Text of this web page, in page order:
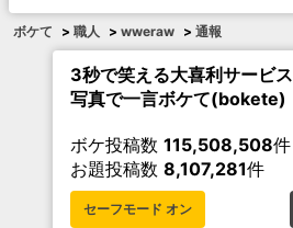
ボケて > 職人 > wweraw > 通報
3秒で笑える大喜利サービス
写真で一言ボケて(bokete)
ボケ投稿数 115,508,508件
お題投稿数 8,107,281件
セーフモード オン